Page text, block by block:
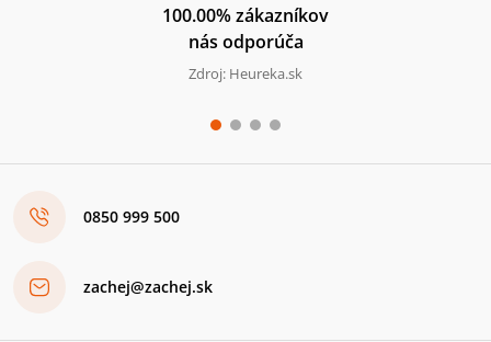
100.00% zákazníkov
nás odporúča
Zdroj: Heureka.sk
0850 999 500
zachej@zachej.sk